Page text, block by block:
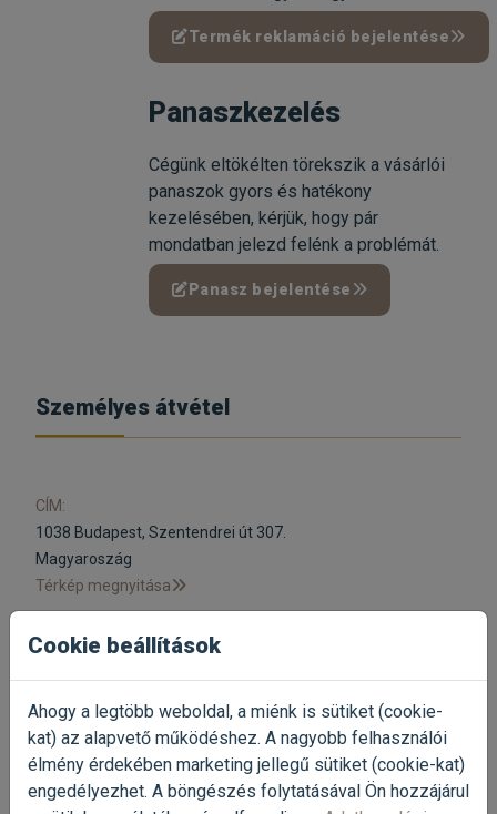
Termék reklamáció bejelentése
Panaszkezelés
Cégünk eltökélten törekszik a vásárlói
panaszok gyors és hatékony
kezelésében, kérjük, hogy pár
mondatban jelezd felénk a problémát.
Panasz bejelentése
Személyes átvétel
CÍM:
1038 Budapest, Szentendrei út 307.
Magyaroszág
Térkép megnyitása
SZEMÉLYES ÁTVÉTEL NYITVATARTÁS:
Szombaton:
07:30 - 12:00
Vasárnap:Zárva
Ügyfélszolgálat
Cookie beállítások
Ahogy a legtöbb weboldal, a miénk is sütiket (cookie-
kat) az alapvető működéshez. A nagyobb felhasználói
élmény érdekében marketing jellegű sütiket (cookie-kat)
engedélyezhet. A böngészés folytatásával Ön hozzájárul